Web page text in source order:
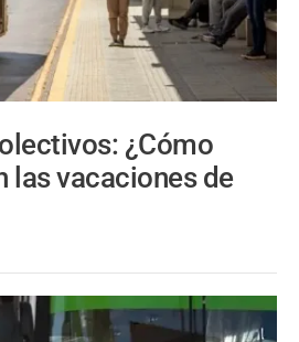
¿Cómo
las vacaciones de